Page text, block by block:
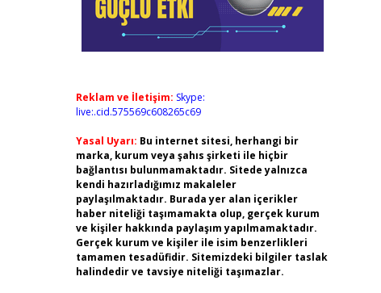
Reklam ve İletişim: Skype:
live:.cid.575569c608265c69
Yasal Uyarı: Bu internet sitesi, herhangi bir
marka, kurum veya şahıs şirketi ile hiçbir
bağlantısı bulunmamaktadır. Sitede yalnızca
kendi hazırladığımız makaleler
paylaşılmaktadır. Burada yer alan içerikler
haber niteliği taşımamakta olup, gerçek kurum
ve kişiler hakkında paylaşım yapılmamaktadır.
Gerçek kurum ve kişiler ile isim benzerlikleri
tamamen tesadüfidir. Sitemizdeki bilgiler taslak
halindedir ve tavsiye niteliği taşımazlar.